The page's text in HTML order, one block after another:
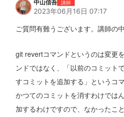
中山信吾 講師
2023年06月16日 07:17
ご質問有難うございます。講師の中
git revertコマンドというのは変更
ンドではなく、「以前のコミット
すコミットを追加する」というコマ
かつてのコミットを消すわけでは
加するわけですので、なかったこ